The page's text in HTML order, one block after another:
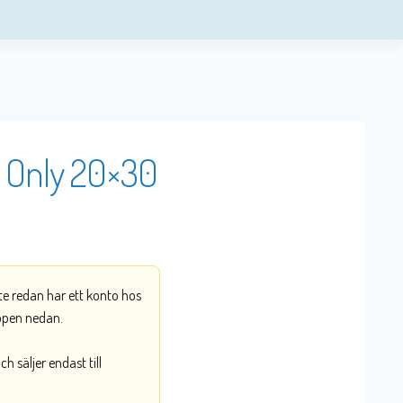
20×30
redan har ett konto hos
nedan.
säljer endast till